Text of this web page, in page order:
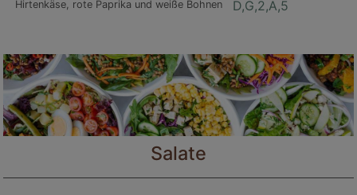
Hirtenkäse, rote Paprika und weiße Bohnen
D,G,2,A,5
Salate